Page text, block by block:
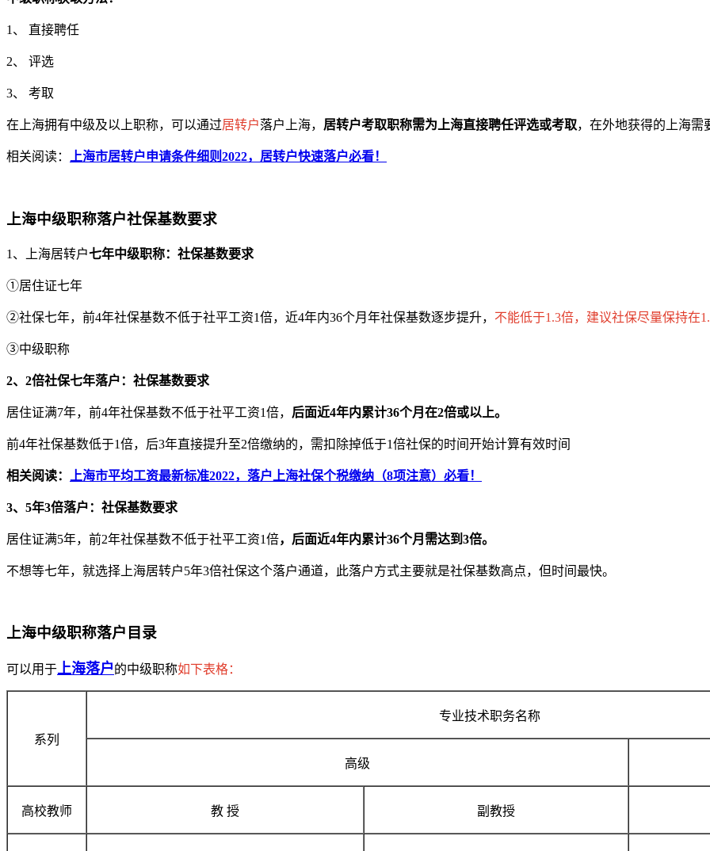
1、 直接聘任
2、 评选
3、 考取
在上海拥有中级及以上职称，可以通过居转户落户上海， 居转户考取职称需为上海直接聘任评选或考取，在外地获得的上海需
相关阅读： 上海市居转户申请条件细则2022，居转户快速落户必看！
上海中级职称落户社保基数要求
1、上海居转户七年中级职称：社保基数要求
①居住证七年
②社保七年，前4年社保基数不低于社平工资1倍，近4年内36个月年社保基数逐步提升， 不能低于1.3倍，建议社保尽量保持在
③中级职称
2、2倍社保七年落户：社保基数要求
居住证满7年，前4年社保基数不低于社平工资1倍， 后面近4年内累计36个月在2倍或以上。
前4年社保基数低于1倍，后3年直接提升至2倍缴纳的，需扣除掉低于1倍社保的时间开始计算有效时间
相关阅读： 上海市平均工资最新标准2022，落户上海社保个税缴纳（8项注意）必看！
3、5年3倍落户：社保基数要求
居住证满5年，前2年社保基数不低于社平工资1倍，后面近4年内累计36个月需达到3倍。
不想等七年，就选择上海居转户5年3倍社保这个落户通道，此落户方式主要就是社保基数高点，但时间最快。
上海中级职称落户目录
可以用于上海落户的中级职称如下表格：
系列
专业技术职务名称
高级
高校教师 教 授 副教授